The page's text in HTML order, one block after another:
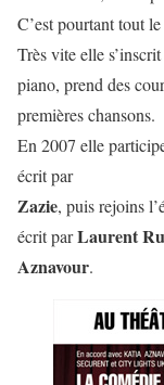
C’est pourtant tout
Très vite elle
piano, prend des
premières chansons.
En 2007 elle
écrit par
Zazie, puis rejoins
écrit parLaurent
Aznavour.